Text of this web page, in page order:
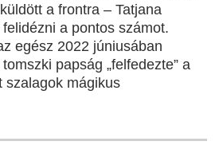
a frontra – Tatjana
a pontos számot.
egész 2022 júniusában
papság „felfedezte” a
szalagok mágikus